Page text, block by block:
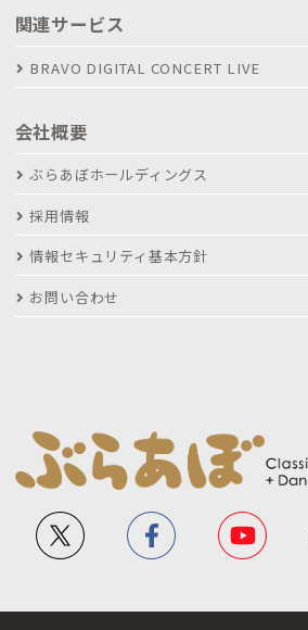
関連サービス
BRAVO DIGITAL CONCERT LIVE
会社概要
ぶらあぼホールディングス
採用情報
情報セキュリティ基本方針
お問い合わせ